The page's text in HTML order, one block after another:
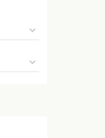
ขนมหม้อ
An
กษตร ม